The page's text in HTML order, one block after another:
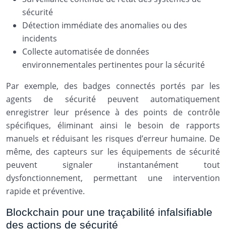
sécurité
Détection immédiate des anomalies ou des
incidents
Collecte automatisée de données
environnementales pertinentes pour la sécurité
Par exemple, des badges connectés portés par les
agents de sécurité peuvent automatiquement
enregistrer leur présence à des points de contrôle
spécifiques, éliminant ainsi le besoin de rapports
manuels et réduisant les risques d’erreur humaine. De
même, des capteurs sur les équipements de sécurité
peuvent signaler instantanément tout
dysfonctionnement, permettant une intervention
rapide et préventive.
Blockchain pour une traçabilité infalsifiable
des actions de sécurité